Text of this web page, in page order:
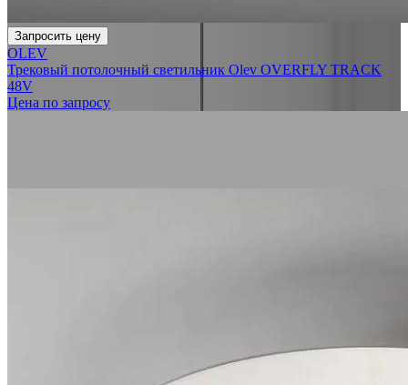
Запросить цену
OLEV
Трековый потолочный светильник Olev OVERFLY TRACK
48V
Цена по запросу